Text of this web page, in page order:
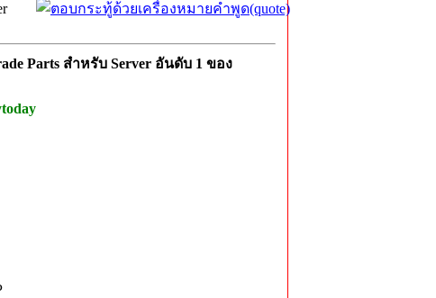
Parts สำหรับ Server อันดับ 1 ของ